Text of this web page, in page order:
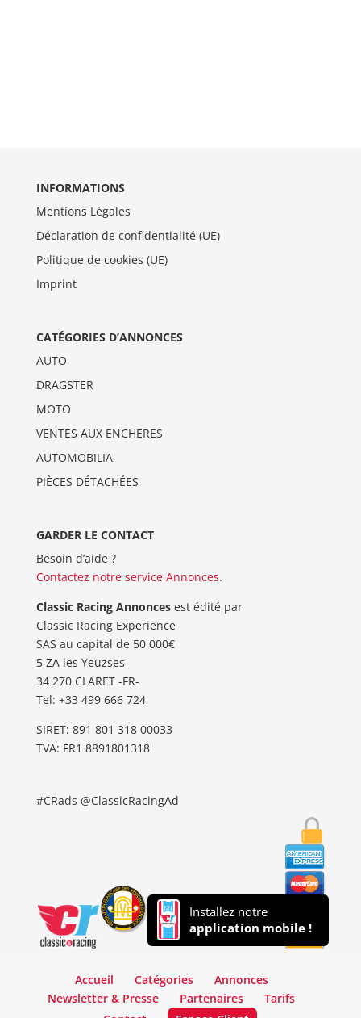
INFORMATIONS
Mentions Légales
Déclaration de confidentialité (UE)
Politique de cookies (UE)
Imprint
CATÉGORIES D’ANNONCES
AUTO
DRAGSTER
MOTO
VENTES AUX ENCHERES
AUTOMOBILIA
PIÈCES DÉTACHÉES
GARDER LE CONTACT
Besoin d’aide ?
Contactez notre service Annonces.
Classic Racing Annoncesest édité par
Classic Racing Experience
SAS au capital de 50 000€
5 ZA les Yeuzses
34 270 CLARET -FR-
Tel: ‭+33 499 666 724‬
SIRET: 891 801 318 00033
TVA: FR1 8891801318
#CRads @ClassicRacingAd
Installez notre
application mobile !
Accueil Catégories
Annonces
Newsletter & Presse
Partenaires
Tarifs